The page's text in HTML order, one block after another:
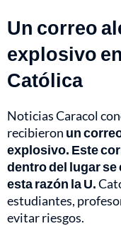
Un correo
explosivo
Católica
Noticias Caracol
recibieron un
explosivo. Este
dentro del lugar
esta razón la U.
estudiantes,
evitar riesgos.